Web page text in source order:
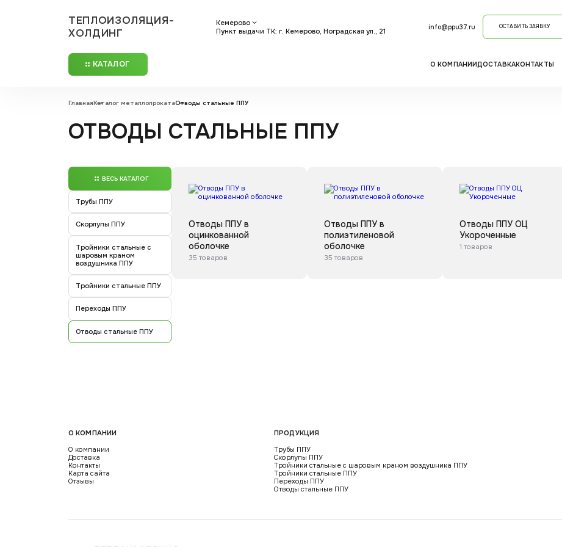
ТЕПЛОИЗОЛЯЦИЯ-
ХОЛДИНГ
Кемерово
Пункт выдачи ТК: г. Кемерово, Ноградская ул., 21
info@ppu37.ru ОСТАВИТЬ ЗАЯВКУ
КАТАЛОГ О КОМПАНИИДОСТАВКАКОНТАКТЫ
ГлавнаяКаталог металлопрокатаОтводы стальные ППУ
ОТВОДЫ СТАЛЬНЫЕ ППУ
ВЕСЬ КАТАЛОГ
Трубы ППУ
Скорлупы ППУ
Тройники стальные с
шаровым краном
воздушника ППУ
Тройники стальные ППУ
Переходы ППУ
Отводы стальные ППУ
Отводы ППУ в
оцинкованной
оболочке
35 товаров
Отводы ППУ в
полиэтиленовой
оболочке
35 товаров
Отводы ППУ ОЦ
Укороченные
1 товаров
О КОМПАНИИ
О компании
Доставка
Контакты
Карта сайта
Отзывы
ПРОДУКЦИЯ
Трубы ППУ
Скорлупы ППУ
Тройники стальные с шаровым краном воздушника ППУ
Тройники стальные ППУ
Переходы ППУ
Отводы стальные ППУ